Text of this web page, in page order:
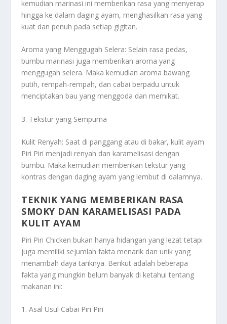
kemudian marinasi ini memberikan rasa yang menyerap
hingga ke dalam daging ayam, menghasilkan rasa yang
kuat dan penuh pada setiap gigitan.
Aroma yang Menggugah Selera: Selain rasa pedas,
bumbu marinasi juga memberikan aroma yang
menggugah selera. Maka kemudian aroma bawang
putih, rempah-rempah, dan cabai berpadu untuk
menciptakan bau yang menggoda dan memikat.
3. Tekstur yang Sempurna
Kulit Renyah: Saat di panggang atau di bakar, kulit ayam
Piri Piri menjadi renyah dan karamelisasi dengan
bumbu. Maka kemudian memberikan tekstur yang
kontras dengan daging ayam yang lembut di dalamnya.
TEKNIK YANG MEMBERIKAN RASA
SMOKY DAN KARAMELISASI PADA
KULIT AYAM
Piri Piri Chicken bukan hanya hidangan yang lezat tetapi
juga memiliki sejumlah fakta menarik dan unik yang
menambah daya tariknya. Berikut adalah beberapa
fakta yang mungkin belum banyak di ketahui tentang
makanan ini:
1. Asal Usul Cabai Piri Piri